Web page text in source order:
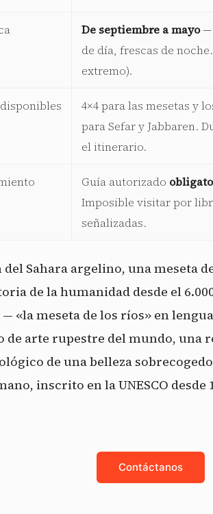
De septiembre a mayo—
de día, frescas de
extremo).
4×4 para las mesetas y
para Sefar y Jabbaren.
el itinerario.
Guía autorizado
Imposible visitar por
señalizadas.
Sahara argelino, una meseta
de la humanidad desde el
— «la meseta de los ríos» en
de arte rupestre del mundo, una
de una belleza
inscrito en la UNESCO desde
Contáctanos